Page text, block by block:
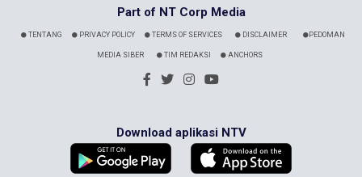
Part of NT Corp Media
TENTANG PRIVACY POLICY TERMS OF SERVICES DISCLAIMER PEDOMAN
MEDIA SIBER TIM REDAKSI ANCHORS
Download aplikasi NTV